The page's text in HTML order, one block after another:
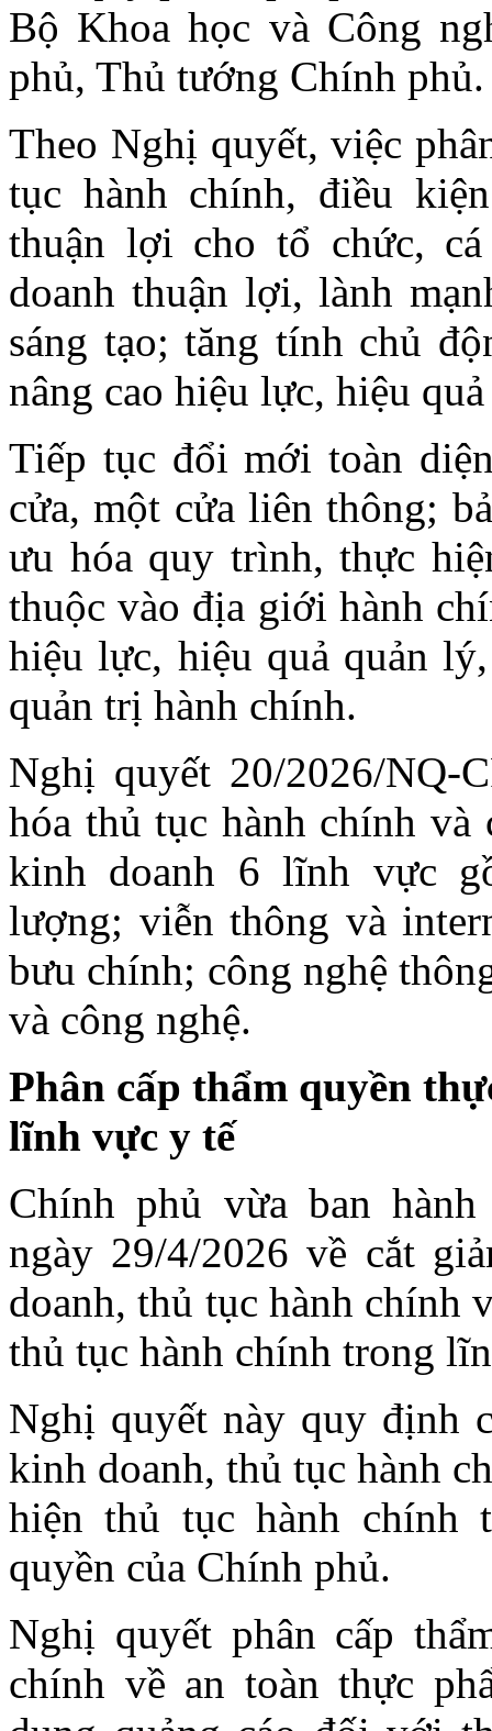
Bộ Khoa học và Công
phủ, Thủ tướng Chính phủ.
Theo Nghị quyết, việc
tục hành chính, điều
thuận lợi cho tổ chức,
doanh thuận lợi, lành
sáng tạo; tăng tính chủ
nâng cao hiệu lực, hiệu
Tiếp tục đổi mới toàn
cửa, một cửa liên thông;
ưu hóa quy trình, thực
thuộc vào địa giới hành
hiệu lực, hiệu quả quản
quản trị hành chính.
Nghị quyết 20/2026/NQ-
hóa thủ tục hành chính
kinh doanh 6 lĩnh vực
lượng; viễn thông và
bưu chính; công nghệ
và công nghệ.
Phân cấp thẩm quyền
lĩnh vực y tế
Chính phủ vừa ban
ngày 29/4/2026 về cắt
doanh, thủ tục hành chính
thủ tục hành chính trong
Nghị quyết này quy định
kinh doanh, thủ tục hành
hiện thủ tục hành chính
quyền của Chính phủ.
Nghị quyết phân cấp
chính về an toàn thực